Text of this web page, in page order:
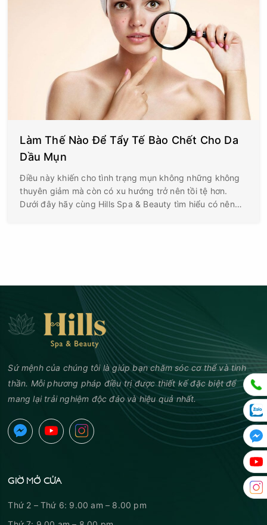
Làm Thế Nào Để Tẩy Tế Bào Chết Cho Da
Dầu Mụn
Điều này khiến cho tình trạng mụn không những không
thuyên giảm mà còn có xu hướng trở nên tồi tệ hơn.
Dưới đây hãy cùng Hills Spa & Beauty tìm hiểu có nên
Sứ mệnh của chúng tôi là giúp bạn chăm sóc cơ thể và tinh
thần. Mỗi phương pháp điều trị được thiết kế đặc biệt để
mang lại trải nghiệm độc đáo và hiệu quả nhất.
GIỜ MỞ CỬA
Thứ 2 – Thứ 6: 9.00 am – 8.00 pm